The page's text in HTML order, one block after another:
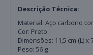
Descrição Técnica:
Material: Aço carbono
Cor: Preto
Dimensões: 11,5 cm (L) x
Peso: 56 g